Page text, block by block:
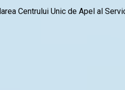
Centrului Unic de Apel al